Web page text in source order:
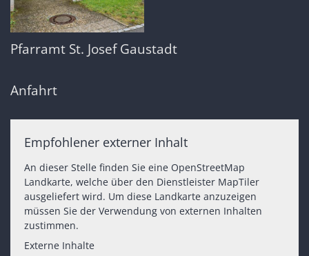
Pfarramt St. Josef Gaustadt
Anfahrt
Empfohlener externer Inhalt
An dieser Stelle finden Sie eine OpenStreetMap
Landkarte, welche über den Dienstleister MapTiler
ausgeliefert wird. Um diese Landkarte anzuzeigen
müssen Sie der Verwendung von externen Inhalten
zustimmen.
Externe Inhalte